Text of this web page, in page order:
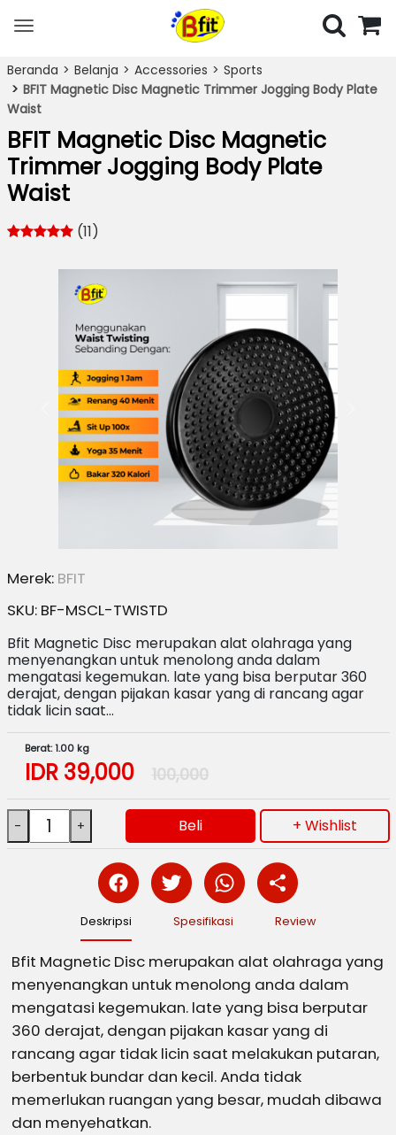
Toggle
Beranda
Belanja Accessories
Sports
BFIT Magnetic Disc Magnetic Trimmer Jogging Body Plate
Waist
BFIT Magnetic Disc Magnetic
Trimmer Jogging Body Plate
Waist
(11)
Next
Merek: BFIT
SKU: BF-MSCL-TWISTD
Bfit Magnetic Disc merupakan alat olahraga yang
menyenangkan untuk menolong anda dalam
mengatasi kegemukan. late yang bisa berputar 360
derajat, dengan pijakan kasar yang di rancang agar
tidak licin saat…
Berat: 1.00 kg
IDR 39,000 100,000
Beli + Wishlist
Deskripsi Spesifikasi Review
Bfit Magnetic Disc merupakan alat olahraga yang
menyenangkan untuk menolong anda dalam
mengatasi kegemukan. late yang bisa berputar
360 derajat, dengan pijakan kasar yang di
rancang agar tidak licin saat melakukan putaran,
berbentuk bundar dan kecil. Anda tidak
memerlukan ruangan yang besar, mudah dibawa
dan menyehatkan.